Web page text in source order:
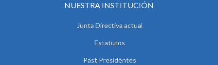
NUESTRA INSTITUCIÓN
Junta Directiva actual
Estatutos
Past Presidentes